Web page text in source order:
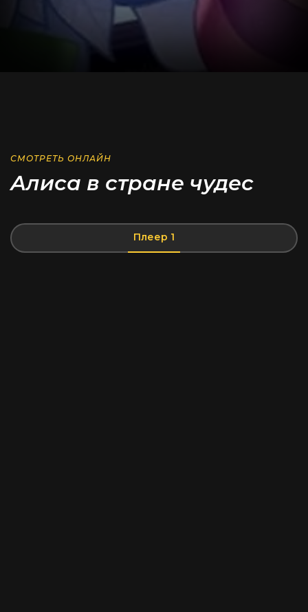
СМОТРЕТЬ ОНЛАЙН
Алиса в стране чудес
Плеер 1